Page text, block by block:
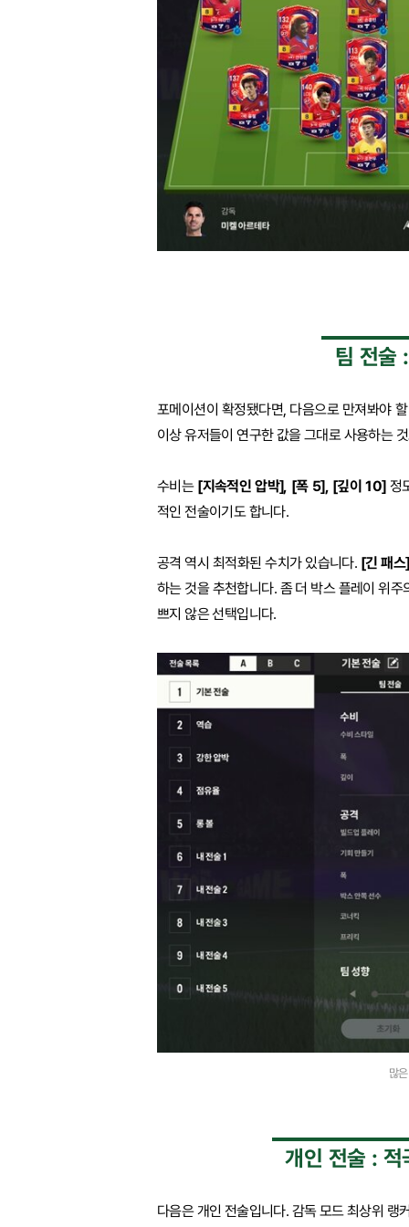
팀 전술
포메이션이 확정됐다면, 다음으로 만져봐야
이상 유저들이 연구한 값을 그대로 사용하는
수비는 [지속적인 압박], [폭 5], [깊이 10]정
적인 전술이기도 합니다.
공격 역시 최적화된 수치가 있습니다. [긴 패
하는 것을 추천합니다. 좀 더 박스 플레이 위
쁘지 않은 선택입니다.
많
개인 전술 : 적
다음은 개인 전술입니다. 감독 모드 최상위 랭